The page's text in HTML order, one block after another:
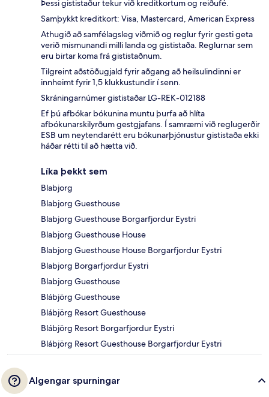
Þessi gististaður tekur við kreditkortum og reiðufé.
Samþykkt kreditkort: Visa, Mastercard, American Express
Athugið að samfélagsleg viðmið og reglur fyrir gesti geta
verið mismunandi milli landa og gististaða. Reglurnar sem
eru birtar koma frá gististaðnum.
Tilgreint aðstöðugjald fyrir aðgang að heilsulindinni er
innheimt fyrir 1,5 klukkustundir í senn.
Skráningarnúmer gististaðar LG-REK-012188
Ef þú afbókar bókunina muntu þurfa að hlíta
afbókunarskilyrðum gestgjafans. Í samræmi við reglugerðir
ESB um neytendarétt eru bókunarþjónustur gististaða ekki
háðar rétti til að hætta við.
Líka þekkt sem
Blabjorg
Blabjorg Guesthouse
Blabjorg Guesthouse Borgarfjordur Eystri
Blabjorg Guesthouse House
Blabjorg Guesthouse House Borgarfjordur Eystri
Blabjorg Borgarfjordur Eystri
Blabjorg Guesthouse
Blábjörg Guesthouse
Blábjörg Resort Guesthouse
Blábjörg Resort Borgarfjordur Eystri
Blábjörg Resort Guesthouse Borgarfjordur Eystri
Algengar spurningar